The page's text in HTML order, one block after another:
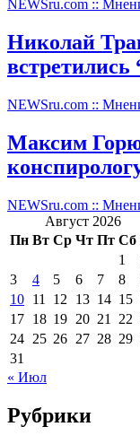
NEWSru.com ::
Николай
встретились
NEWSru.com ::
Максим
NEWSru.com ::
Август 2026
Пн Вт Ср Чт Пт Сб
1
3
4 5 6 7 8
10 11 12 13 14 15
17 18 19 20 21 22
24 25 26 27 28 29
31
« Июл
Рубрики